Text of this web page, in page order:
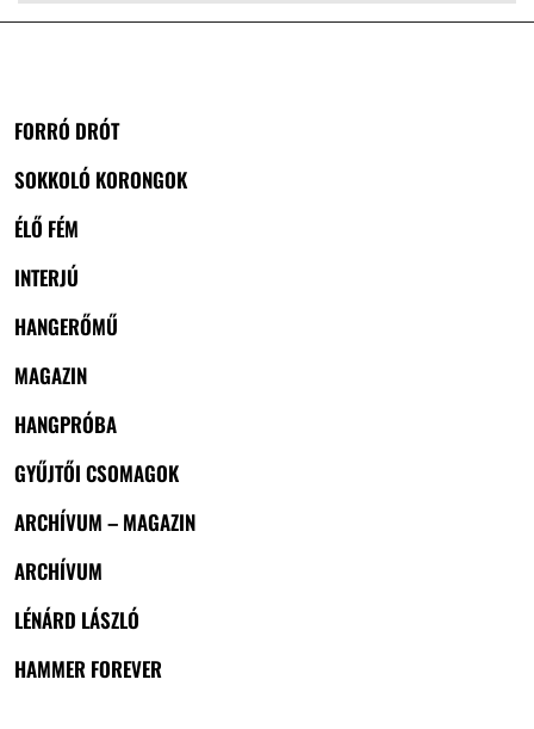
FORRÓ DRÓT
SOKKOLÓ KORONGOK
ÉLŐ FÉM
INTERJÚ
HANGERŐMŰ
MAGAZIN
HANGPRÓBA
GYŰJTŐI CSOMAGOK
ARCHÍVUM – MAGAZIN
ARCHÍVUM
LÉNÁRD LÁSZLÓ
HAMMER FOREVER